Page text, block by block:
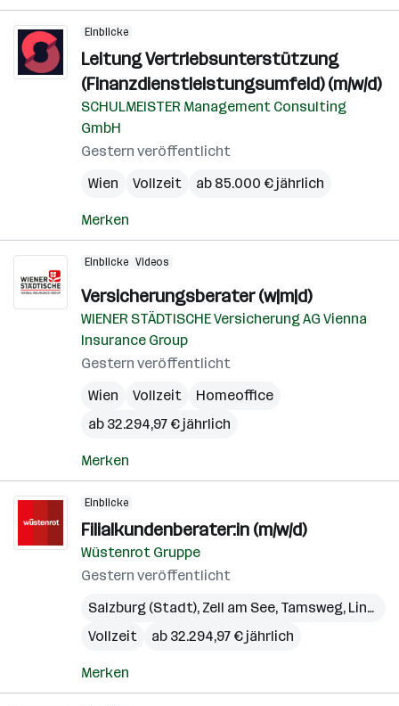
Einblicke
Leitung Vertriebsunterstützung
(Finanzdienstleistungsumfeld) (m/w/d)
SCHULMEISTER Management Consulting
GmbH
Gestern veröffentlicht
Wien
Vollzeit ab 85.000 € jährlich
Merken
Einblicke Videos
Versicherungsberater (w|m|d)
WIENER STÄDTISCHE Versicherung AG Vienna
Insurance Group
Gestern veröffentlicht
Wien
Vollzeit
Homeoffice
ab 32.294,97 € jährlich
Merken
Einblicke
Filialkundenberater:in (m/w/d)
Wüstenrot Gruppe
Gestern veröffentlicht
Salzburg (Stadt), Zell am See, Tamsweg, Linz
Vollzeit
ab 32.294,97 € jährlich
Merken